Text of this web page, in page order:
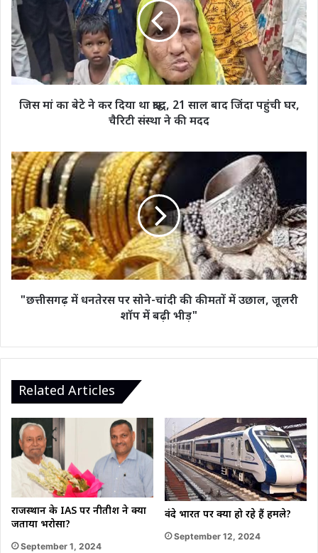
बेटे
ने
कर
दिया
था
श्राद्ध,
21
साल
पहुंची
घर,
चैरिटी
संस्था
ने
की
मदद
जिस मां का बेटे ने कर दिया था श्राद्ध, 21 साल बाद जिंदा पहुंची घर,
चैरिटी संस्था ने की मदद
"छत्तीसगढ़
में
धनतेरस
पर
सोने-
चांदी
की
कीमतों
में
उछाल,
जूलरी
"छत्तीसगढ़ में धनतेरस पर सोने-चांदी की कीमतों में उछाल, जूलरी
शॉप में बढ़ी भीड़"
Related Articles
राजस्थान के IAS पर नीतीश ने क्यों
जताया भरोसा?
September 1, 2024
वंदे भारत पर क्यों हो रहे हैं हमले?
September 12, 2024